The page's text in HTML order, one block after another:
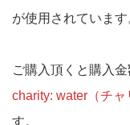
が使用されています
ご購入頂くと購入
charity: water（チ
す。